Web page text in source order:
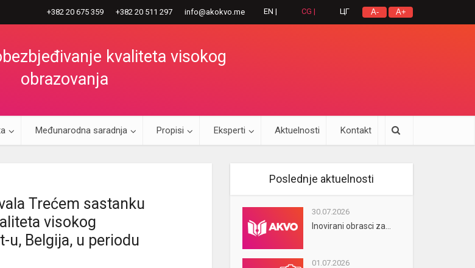
A- A+
+382 20 675 359 +382 20 511 297 info@akokvo.me EN | CG | ЦГ
kvaliteta visokog
obrazovanja
Međunarodna saradnja Propisi Eksperti Aktuelnosti Kontakt
Trećem sastanku
visokog
u, Belgija, u periodu
Poslednje aktuelnosti
30.07.2026
Inovirani obrasci za...
01.07.2026